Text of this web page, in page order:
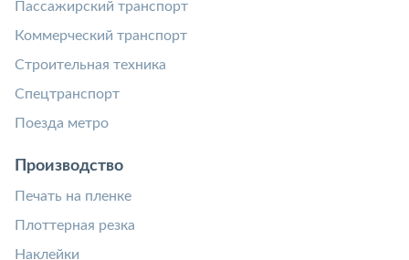
Пассажирский транспорт
Коммерческий транспорт
Строительная техника
Спецтранспорт
Поезда метро
Производство
Печать на пленке
Плоттерная резка
Наклейки